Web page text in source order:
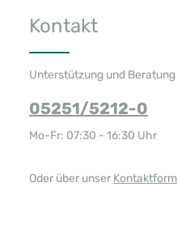
Kontakt
Unterstützung und
05251/5212-0
Mo-Fr: 07:30 - 16:30 Uhr
Oder über unser